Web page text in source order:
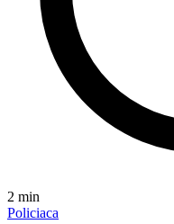
2 min
Policiaca